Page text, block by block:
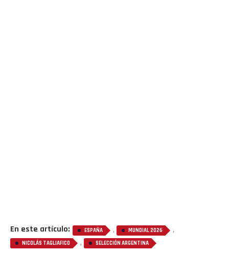
En este artículo: ESPAÑA , MUNDIAL 2026 ,
NICOLÁS TAGLIAFICO , SELECCIÓN ARGENTINA